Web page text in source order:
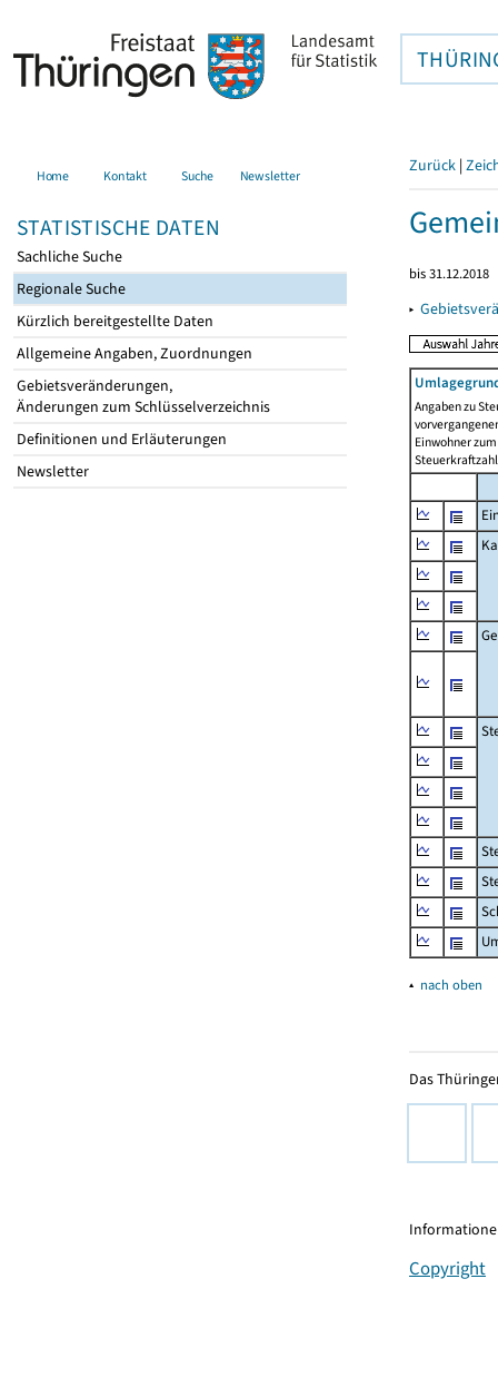
Home Kontakt Suche Newsletter
STATISTISCHE DATEN
Sachliche Suche
Regionale Suche
Kürzlich bereitgestellte Daten
Allgemeine Angaben, Zuordnungen
Gebietsveränderungen,
Änderungen zum Schlüsselverzeichnis
Definitionen und Erläuterungen
Newsletter
Zurück |
bis 31.12.2018
▸
Angaben zu
Einwohner
▴ nach oben
Das
Copyright